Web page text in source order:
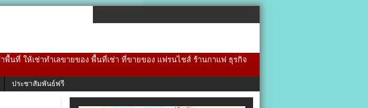
นที่ ให้เช่าทำเลขายของ พื้นที่เช่า ที่ขายของ แฟรนไชส์ ร้านกาแฟ ธุรกิจ
ประชาสัมพันธ์ฟรี